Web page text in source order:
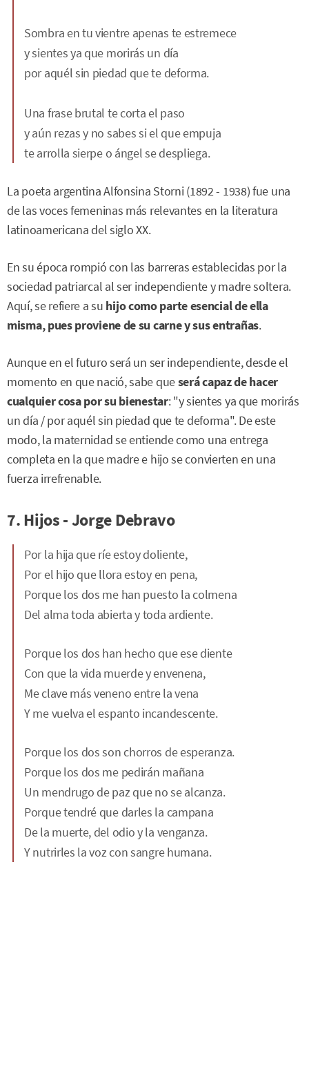
Sombra en tu vientre apenas te estremece
y sientes ya que morirás un día
por aquél sin piedad que te deforma.
Una frase brutal te corta el paso
y aún rezas y no sabes si el que empuja
te arrolla sierpe o ángel se despliega.
La poeta argentina Alfonsina Storni (1892 - 1938) fue una
de las voces femeninas más relevantes en la literatura
latinoamericana del siglo XX.
En su época rompió con las barreras establecidas por la
sociedad patriarcal al ser independiente y madre soltera.
Aquí, se refiere a su hijo como parte esencial de ella
misma, pues proviene de su carne y sus entrañas.
Aunque en el futuro será un ser independiente, desde el
momento en que nació, sabe queserá capaz de hacer
cualquier cosa por su bienestar: "y sientes ya que morirás
un día / por aquél sin piedad que te deforma". De este
modo, la maternidad se entiende como una entrega
completa en la que madre e hijo se convierten en una
fuerza irrefrenable.
7. Hijos - Jorge Debravo
Por la hija que ríe estoy doliente,
Por el hijo que llora estoy en pena,
Porque los dos me han puesto la colmena
Del alma toda abierta y toda ardiente.
Porque los dos han hecho que ese diente
Con que la vida muerde y envenena,
Me clave más veneno entre la vena
Y me vuelva el espanto incandescente.
Porque los dos son chorros de esperanza.
Porque los dos me pedirán mañana
Un mendrugo de paz que no se alcanza.
Porque tendré que darles la campana
De la muerte, del odio y la venganza.
Y nutrirles la voz con sangre humana.